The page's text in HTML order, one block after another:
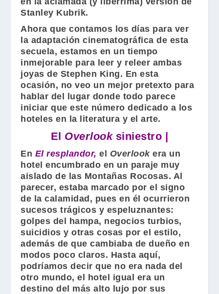
Stanley Kubrik.
Ahora que contamos los días para ver
la adaptación cinematográfica de esta
secuela, estamos en un tiempo
inmejorable para leer y releer ambas
joyas de Stephen King. En esta
ocasión, no veo un mejor pretexto para
hablar del lugar donde todo parece
iniciar que este número dedicado a los
hoteles en la literatura y el arte.
El Overlooksiniestro |
En El resplandor, el Overlookera un
hotel encumbrado en un paraje muy
aislado de las Montañas Rocosas. Al
parecer, estaba marcado por el signo
de la calamidad, pues en él ocurrieron
sucesos trágicos y espeluznantes:
golpes del hampa, negocios turbios,
suicidios y otras cosas por el estilo,
además de que cambiaba de dueño en
modos poco claros. Hasta aquí,
podríamos decir que no era nada del
otro mundo, el hotel igual era un
destino del más alto lujo por sus